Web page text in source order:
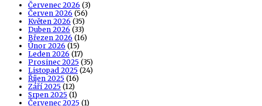
Červenec 2026 (3)
Červen 2026 (56)
Květen 2026 (35)
Duben 2026 (33)
Březen 2026 (16)
Únor 2026 (15)
Leden 2026 (17)
Prosinec 2025 (35)
Listopad 2025 (24)
Říjen 2025 (16)
Září 2025 (12)
Srpen 2025 (1)
Červenec 2025 (1)